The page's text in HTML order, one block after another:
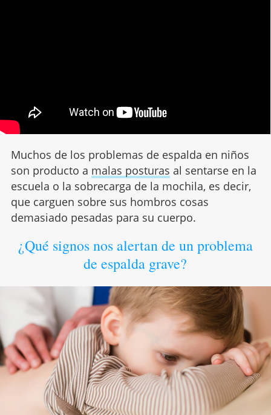
Muchos de los problemas de espalda en niños
son producto a malas posturas al sentarse en la
escuela o la sobrecarga de la mochila, es decir,
que carguen sobre sus hombros cosas
demasiado pesadas para su cuerpo.
¿Qué signos nos alertan de un problema
de espalda grave?